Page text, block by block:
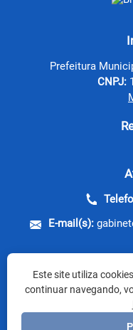
Prefeitura
CNPJ:
E-mail(s):
CEP: 36.227-
Este site utiliza
continuar navegando,